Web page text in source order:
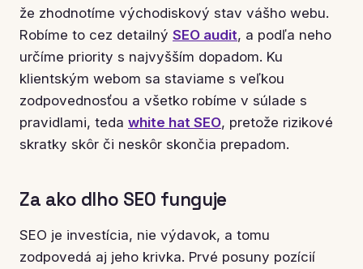
že zhodnotíme východiskový stav vášho webu.
Robíme to cez detailný SEO audit, a podľa neho
určíme priority s najvyšším dopadom. Ku
klientským webom sa staviame s veľkou
zodpovednosťou a všetko robíme v súlade s
pravidlami, teda white hat SEO, pretože rizikové
skratky skôr či neskôr skončia prepadom.
Za ako dlho SEO funguje
SEO je investícia, nie výdavok, a tomu
zodpovedá aj jeho krivka. Prvé posuny pozícií